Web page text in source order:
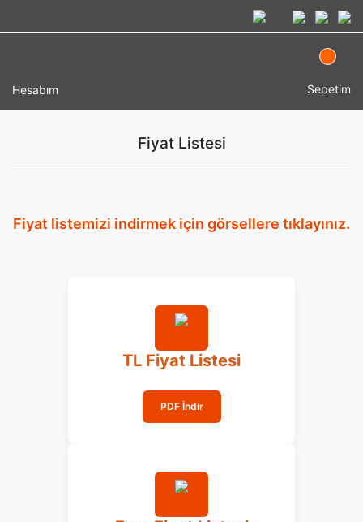
Hesabım Sepetim
Fiyat Listesi
Fiyat listemizi indirmek için görsellere tıklayınız.
TL Fiyat Listesi
PDF İndir